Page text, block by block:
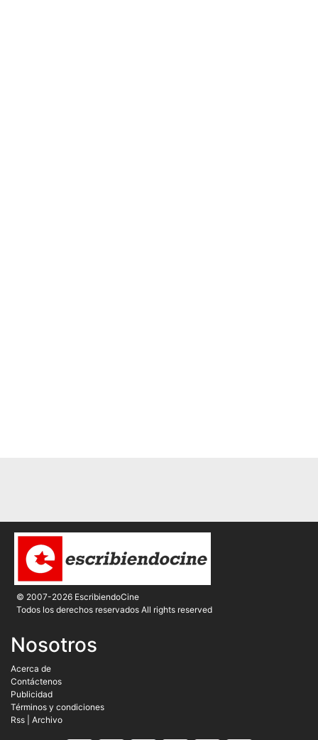
© 2007-2026 EscribiendoCine
Todos los derechos reservados All rights reserved
Nosotros
Acerca de
Contáctenos
Publicidad
Términos y condiciones
Rss
Archivo